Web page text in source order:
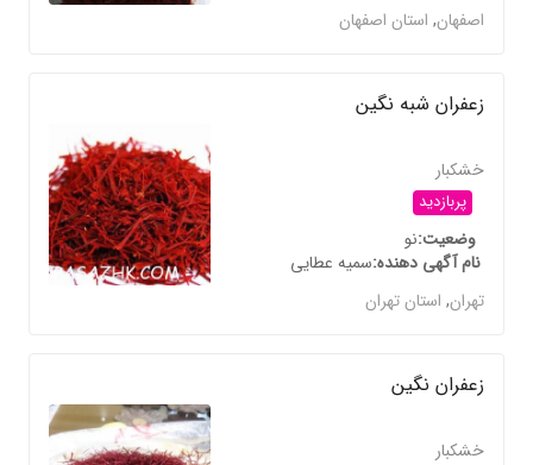
اصفهان,استان اصفهان
زعفران شبه نگین
خشکبار
پربازدید
وضعیتنو
نام آگهی دهندهسمیه عطایی
تهران,استان تهران
زعفران نگین
خشکبار